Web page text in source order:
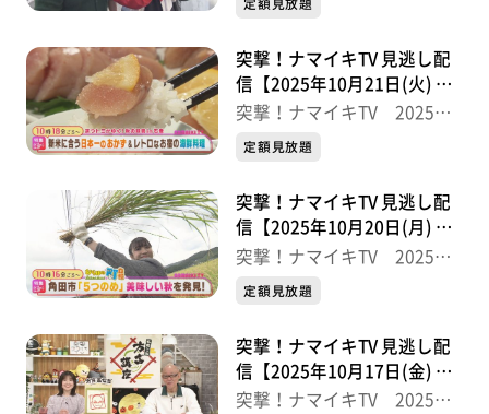
定額見放題
突撃！ナマイキTV 見逃し配
信【2025年10月21日(火) 放
送分】
突撃！ナマイキTV 2025後
半
定額見放題
突撃！ナマイキTV 見逃し配
信【2025年10月20日(月) 放
送分】
突撃！ナマイキTV 2025後
半
定額見放題
突撃！ナマイキTV 見逃し配
信【2025年10月17日(金) 放
送分】
突撃！ナマイキTV 2025後